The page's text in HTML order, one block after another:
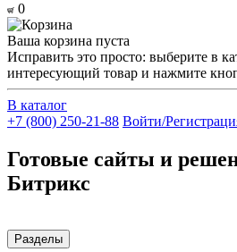
0
Ваша корзина пуста
Исправить это просто: выберите в
интересующий товар и нажмите
В каталог
+7 (800) 250-21-88 Войти/
Готовые сайты и
Битрикс
Разделы